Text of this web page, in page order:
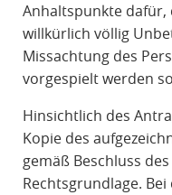
Anhaltspunkte
willkürlich völlig
Missachtung des
vorgespielt werden
Hinsichtlich des
Kopie des
gemäß Beschluss
Rechtsgrundlage.